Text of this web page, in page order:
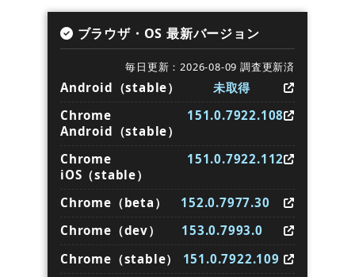
ブラウザ・OS 最新バージョン
毎日更新：2026-08-09 調査更新済
Android（stable）
未取得
Chrome
Android（stable）
151.0.7922.108
Chrome
iOS（stable）
151.0.7922.112
Chrome（beta）
152.0.7977.30
Chrome（dev）
153.0.7993.0
Chrome（stable）
151.0.7922.109